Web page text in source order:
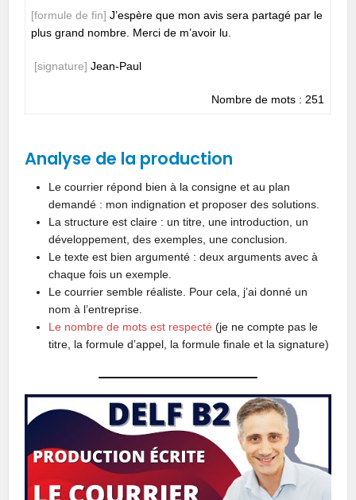
[formule de fin] J’espère que mon avis sera partagé par le
plus grand nombre. Merci de m’avoir lu.
[signature]Jean-Paul
Nombre de mots : 251
Analyse de la production
Le courrier répond bien à la consigne et au plan
demandé : mon indignation et proposer des solutions.
La structure est claire : un titre, une introduction, un
développement, des exemples, une conclusion.
Le texte est bien argumenté : deux arguments avec à
chaque fois un exemple.
Le courrier semble réaliste. Pour cela, j’ai donné un
nom à l’entreprise.
Le nombre de mots est respecté (je ne compte pas le
titre, la formule d’appel, la formule finale et la signature)